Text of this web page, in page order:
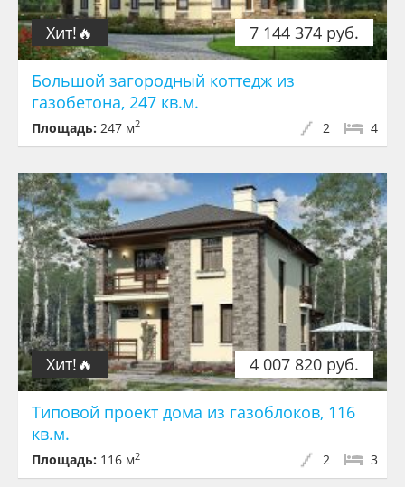
7 144 374 руб.
Хит!🔥
Большой загородный коттедж из
газобетона, 247 кв.м.
Площадь: 247 м2 4
2
4 007 820 руб.
Хит!🔥
Типовой проект дома из газоблоков, 116
кв.м.
Площадь: 116 м2 3
2